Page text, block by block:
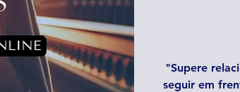
"Supere
seguir em